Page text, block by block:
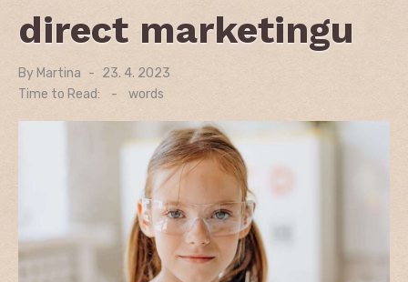
direct marketingu
By Martina
Posted
23. 4. 2023
Time to Read:
- words